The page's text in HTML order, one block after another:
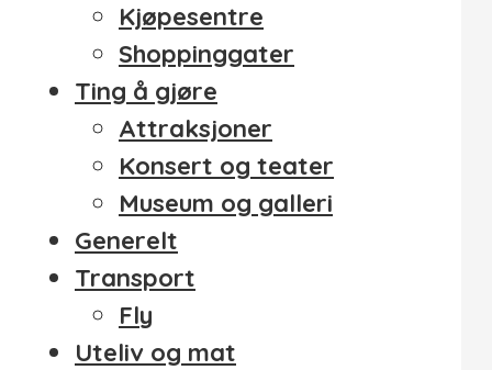
Kjøpesentre
Shoppinggater
Ting å gjøre
Attraksjoner
Konsert og teater
Museum og galleri
Generelt
Transport
Fly
Uteliv og mat